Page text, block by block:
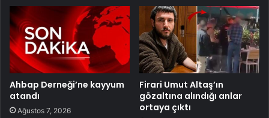
Ahbap Derneği’ne kayyum
atandı
Ağustos 7, 2026
Firari Umut Altaş’ın
gözaltına alındığı anlar
ortaya çıktı